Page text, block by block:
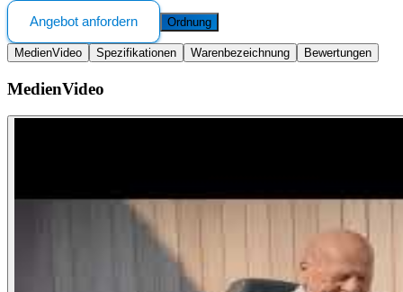
Angebot anfordern
Ordnung
MedienVideo Spezifikationen Warenbezeichnung Bewertungen
MedienVideo